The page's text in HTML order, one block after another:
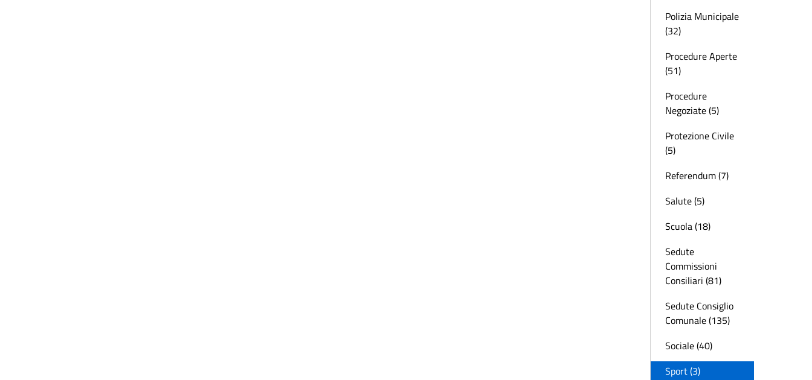
Polizia Municipale
(32)
Procedure Aperte
(51)
Procedure
Negoziate (5)
Protezione Civile
(5)
Referendum (7)
Salute (5)
Scuola (18)
Sedute
Commissioni
Consiliari (81)
Sedute Consiglio
Comunale (135)
Sociale (40)
Sport (3)